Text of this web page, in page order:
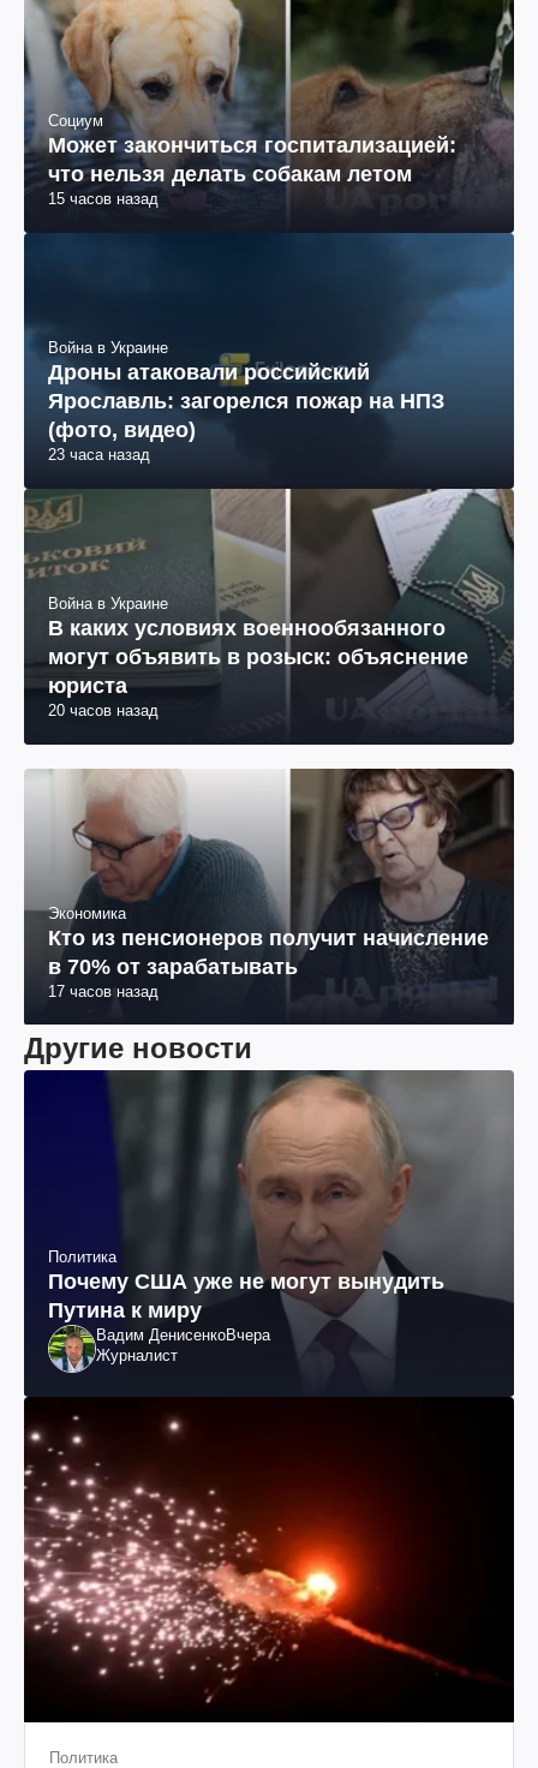
Социум
Может закончиться госпитализацией:
что нельзя делать собакам летом
15 часов назад
Война в Украине
Дроны атаковали российский
Ярославль: загорелся пожар на НПЗ
(фото, видео)
23 часа назад
Война в Украине
В каких условиях военнообязанного
могут объявить в розыск: объяснение
юриста
20 часов назад
Экономика
Кто из пенсионеров получит начисление
в 70% от зарабатывать
17 часов назад
Другие новости
Политика
Почему США уже не могут вынудить
Путина к миру
Вадим ДенисенкоВчера
Журналист
Политика